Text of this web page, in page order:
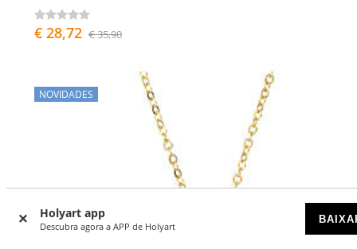
Holyart app
Descubra agora a APP de Holyart
€ 28,72 € 35,90
NOVIDADES